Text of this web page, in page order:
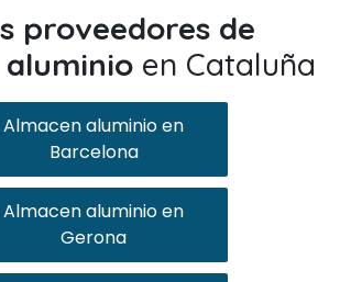
proveedores de
en Cataluña
Almacen aluminio en
Barcelona
Almacen aluminio en
Gerona